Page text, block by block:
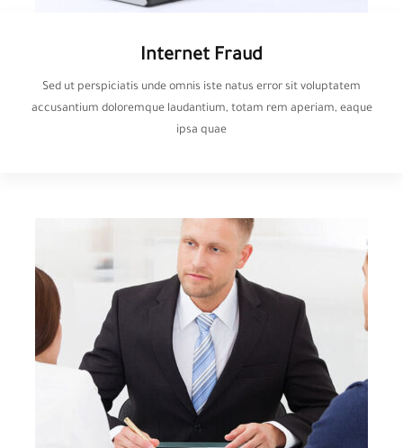
Internet Fraud
Sed ut perspiciatis unde omnis iste natus error sit voluptatem
accusantium doloremque laudantium, totam rem aperiam, eaque
ipsa quae